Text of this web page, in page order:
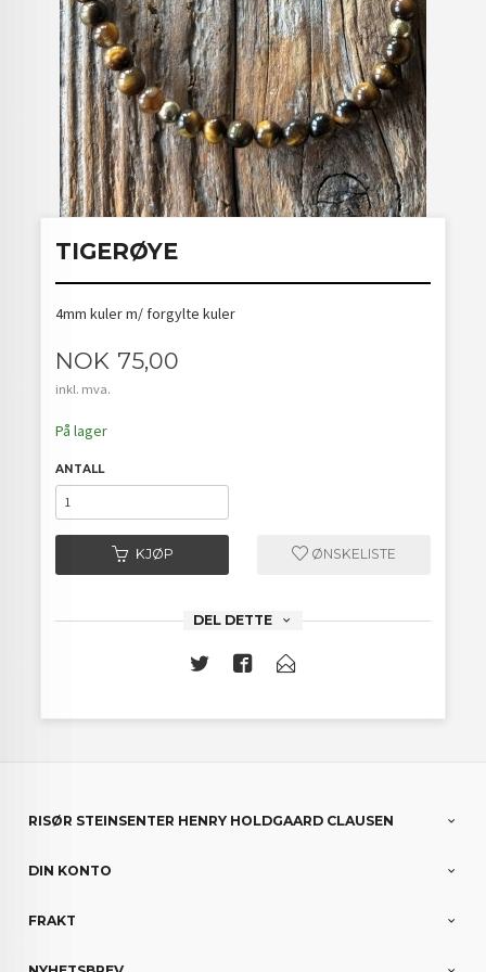
TIGERØYE
4mm kuler m/ forgylte kuler
Pris
NOK 75,00
inkl. mva.
På lager
ANTALL
KJØP ØNSKELISTE
DEL DETTE
RISØR STEINSENTER HENRY HOLDGAARD CLAUSEN
DIN KONTO
FRAKT